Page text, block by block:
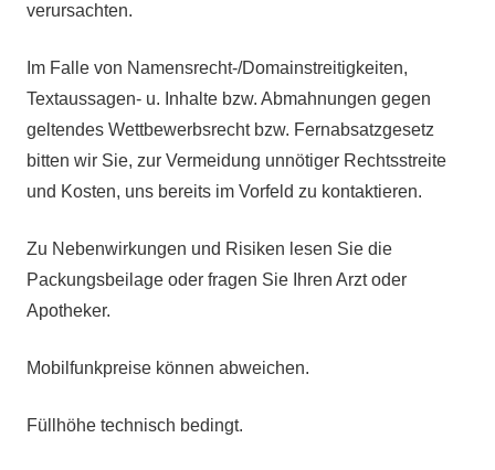
verursachten.
Im Falle von Namensrecht-/Domainstreitigkeiten,
Textaussagen- u. Inhalte bzw. Abmahnungen gegen
geltendes Wettbewerbsrecht bzw. Fernabsatzgesetz
bitten wir Sie, zur Vermeidung unnötiger Rechtsstreite
und Kosten, uns bereits im Vorfeld zu kontaktieren.
Zu Nebenwirkungen und Risiken lesen Sie die
Packungsbeilage oder fragen Sie Ihren Arzt oder
Apotheker.
Mobilfunkpreise können abweichen.
Füllhöhe technisch bedingt.